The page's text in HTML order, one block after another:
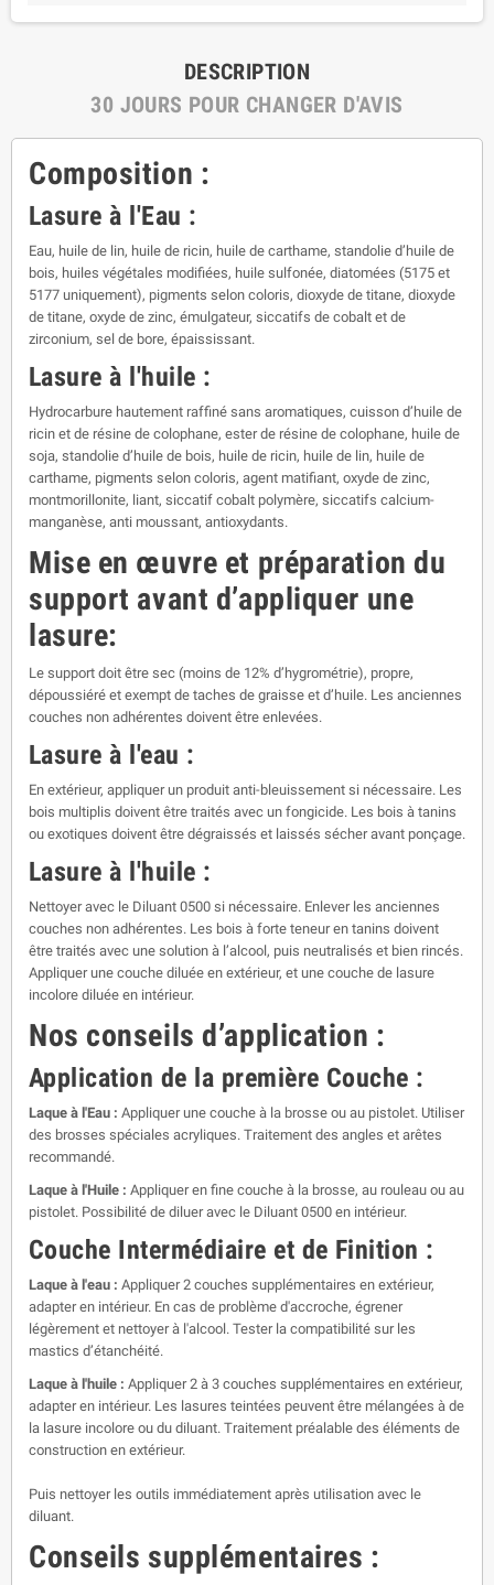
DESCRIPTION
30 JOURS POUR CHANGER D'AVIS
Composition :
Lasure à l'Eau :
Eau, huile de lin, huile de ricin, huile de carthame, standolie d’huile de
bois, huiles végétales modifiées, huile sulfonée, diatomées (5175 et
5177 uniquement), pigments selon coloris, dioxyde de titane, dioxyde
de titane, oxyde de zinc, émulgateur, siccatifs de cobalt et de
zirconium, sel de bore, épaississant.
Lasure à l'huile :
Hydrocarbure hautement raffiné sans aromatiques, cuisson d’huile de
ricin et de résine de colophane, ester de résine de colophane, huile de
soja, standolie d’huile de bois, huile de ricin, huile de lin, huile de
carthame, pigments selon coloris, agent matifiant, oxyde de zinc,
montmorillonite, liant, siccatif cobalt polymère, siccatifs calcium-
manganèse, anti moussant, antioxydants.
Mise en œuvre et préparation du
support avant d’appliquer une
lasure:
Le support doit être sec (moins de 12% d’hygrométrie), propre,
dépoussiéré et exempt de taches de graisse et d’huile. Les anciennes
couches non adhérentes doivent être enlevées.
Lasure à l'eau :
En extérieur, appliquer un produit anti-bleuissement si nécessaire. Les
bois multiplis doivent être traités avec un fongicide. Les bois à tanins
ou exotiques doivent être dégraissés et laissés sécher avant ponçage.
Lasure à l'huile :
Nettoyer avec le Diluant 0500 si nécessaire. Enlever les anciennes
couches non adhérentes. Les bois à forte teneur en tanins doivent
être traités avec une solution à l’alcool, puis neutralisés et bien rincés.
Appliquer une couche diluée en extérieur, et une couche de lasure
incolore diluée en intérieur.
Nos conseils d’application :
Application de la première Couche :
Laque à l'Eau : Appliquer une couche à la brosse ou au pistolet. Utiliser
des brosses spéciales acryliques. Traitement des angles et arêtes
recommandé.
Laque à l'Huile : Appliquer en fine couche à la brosse, au rouleau ou au
pistolet. Possibilité de diluer avec le Diluant 0500 en intérieur.
Couche Intermédiaire et de Finition :
Laque à l'eau : Appliquer 2 couches supplémentaires en extérieur,
adapter en intérieur. En cas de problème d'accroche, égrener
légèrement et nettoyer à l'alcool. Tester la compatibilité sur les
mastics d’étanchéité.
Laque à l'huile : Appliquer 2 à 3 couches supplémentaires en extérieur,
adapter en intérieur. Les lasures teintées peuvent être mélangées à de
la lasure incolore ou du diluant. Traitement préalable des éléments de
construction en extérieur.
Puis nettoyer les outils immédiatement après utilisation avec le
diluant.
Conseils supplémentaires :